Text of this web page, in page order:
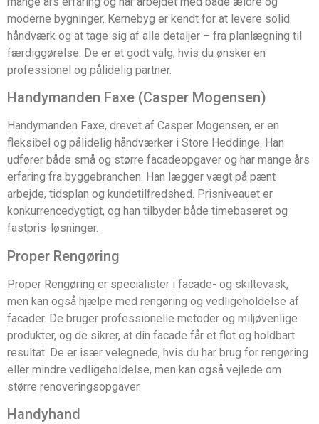
moderne bygninger. Kernebyg er kendt for at levere solid
håndværk og at tage sig af alle detaljer – fra planlægning til
færdiggørelse. De er et godt valg, hvis du ønsker en
professionel og pålidelig partner.
Handymanden Faxe (Casper Mogensen)
Handymanden Faxe, drevet af Casper Mogensen, er en
fleksibel og pålidelig håndværker i Store Heddinge. Han
udfører både små og større facadeopgaver og har mange års
erfaring fra byggebranchen. Han lægger vægt på pænt
arbejde, tidsplan og kundetilfredshed. Prisniveauet er
konkurrencedygtigt, og han tilbyder både timebaseret og
fastpris-løsninger.
Proper Rengøring
Proper Rengøring er specialister i facade- og skiltevask,
men kan også hjælpe med rengøring og vedligeholdelse af
facader. De bruger professionelle metoder og miljøvenlige
produkter, og de sikrer, at din facade får et flot og holdbart
resultat. De er især velegnede, hvis du har brug for rengøring
eller mindre vedligeholdelse, men kan også vejlede om
større renoveringsopgaver.
Handyhand